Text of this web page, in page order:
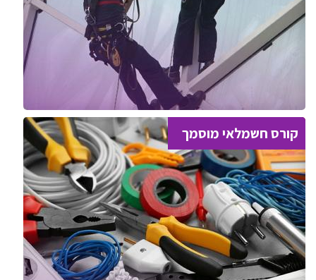
קורס חשמלאי מוסמך